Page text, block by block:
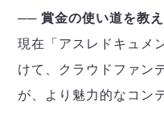
── 賞金の使い道を教
現在「アスレドキュメ
けて、クラウドファン
が、より魅力的なコン